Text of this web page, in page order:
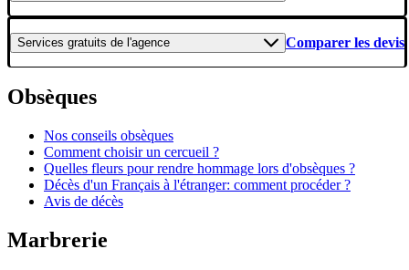
Services gratuits de l'agence Comparer les devis
Obsèques
Nos conseils obsèques
Comment choisir un cercueil ?
Quelles fleurs pour rendre hommage lors d'obsèques ?
Décès d'un Français à l'étranger: comment procéder ?
Avis de décès
Marbrerie